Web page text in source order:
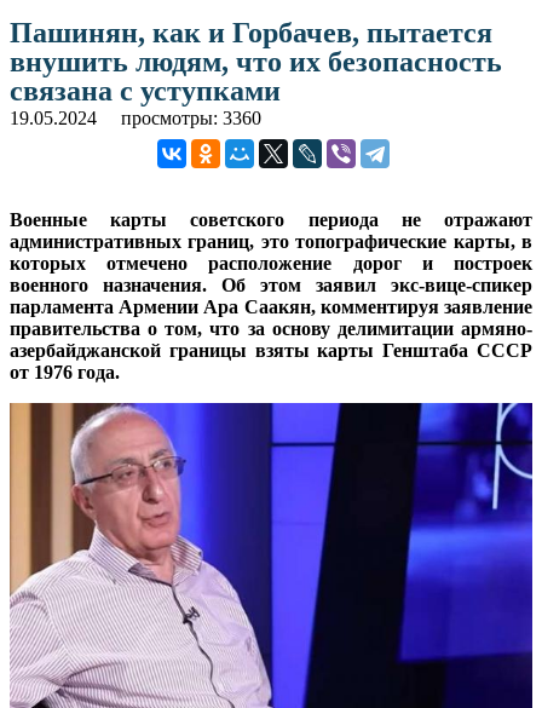
Пашинян, как и Горбачев, пытается
внушить людям, что их безопасность
связана с уступками
19.05.2024 просмотры: 3360
Военные карты советского периода не отражают
административных границ, это топографические карты, в
которых отмечено расположение дорог и построек
военного назначения. Об этом заявил экс-вице-спикер
парламента Армении Ара Саакян, комментируя заявление
правительства о том, что за основу делимитации армяно-
азербайджанской границы взяты карты Генштаба СССР
от 1976 года.